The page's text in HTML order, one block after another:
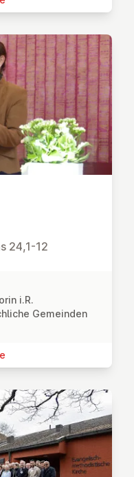
24,1-12
i.R.
Gemeinden